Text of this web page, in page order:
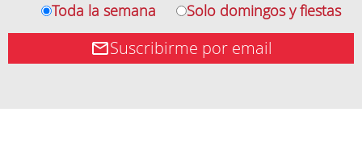
Toda la semana
Solo domingos y fiestas
Suscribirme por email